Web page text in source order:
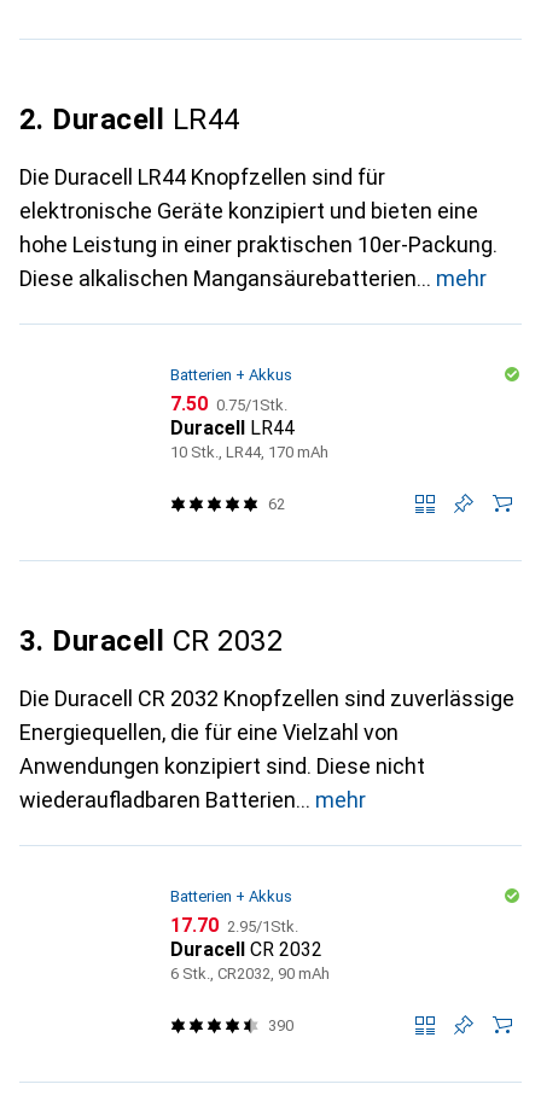
2. Duracell LR44
Die Duracell LR44 Knopfzellen sind für
elektronische Geräte konzipiert und bieten eine
hohe Leistung in einer praktischen 10er-Packung.
Diese alkalischen Mangansäurebatterien
mehr
Batterien + Akkus
CHF
7.50 CHF
0.75/1Stk.
Duracell LR44
10 Stk., LR44, 170 mAh
62
3. Duracell CR 2032
Die Duracell CR 2032 Knopfzellen sind zuverlässige
Energiequellen, die für eine Vielzahl von
Anwendungen konzipiert sind. Diese nicht
wiederaufladbaren Batterien
mehr
Batterien + Akkus
CHF
17.70 CHF
2.95/1Stk.
Duracell CR 2032
6 Stk., CR2032, 90 mAh
390